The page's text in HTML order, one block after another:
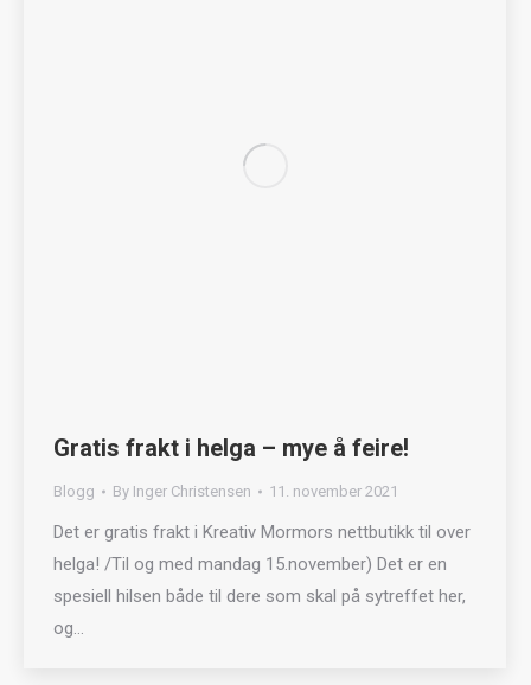
Gratis frakt i helga – mye å feire!
Blogg By Inger Christensen 11. november 2021
Det er gratis frakt i Kreativ Mormors nettbutikk til over
helga! /Til og med mandag 15.november) Det er en
spesiell hilsen både til dere som skal på sytreffet her,
og…